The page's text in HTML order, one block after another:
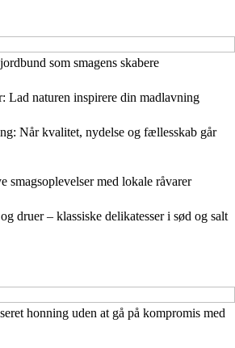
som smagens skabere
Lad naturen inspirere din madlavning
Når kvalitet, nydelse og fællesskab går
smagsoplevelser med lokale råvarer
druer – klassiske delikatesser i sød og salt
honning uden at gå på kompromis med